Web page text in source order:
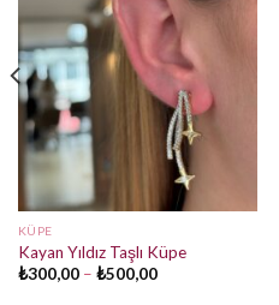
KÜPE
Kayan Yıldız Taşlı Küpe
₺300,00 – ₺500,00Fiyat